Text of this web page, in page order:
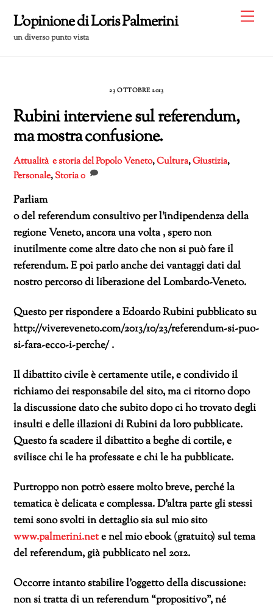
content
L'opinione di Loris Palmerini
un diverso punto vista
23 OTTOBRE 2013
Rubini interviene sul referendum,
ma mostra confusione.
Attualità e storia del Popolo Veneto,Cultura,Giustizia,
Personale,Storia0
Parliam
o del referendum consultivo per l’indipendenza della
regione Veneto, ancora una volta , spero non
inutilmente come altre dato che non si può fare il
referendum. E poi parlo anche dei vantaggi dati dal
nostro percorso di liberazione del Lombardo-Veneto.
Questo per rispondere a Edoardo Rubini pubblicato su
http://vivereveneto.com/2013/10/23/referendum-si-puo-
si-fara-ecco-i-perche/ .
Il dibattito civile è certamente utile, e condivido il
richiamo dei responsabile del sito, ma ci ritorno dopo
la discussione dato che subito dopo ci ho trovato degli
insulti e delle illazioni di Rubini da loro pubblicate.
Questo fa scadere il dibattito a beghe di cortile, e
svilisce chi le ha professate e chi le ha pubblicate.
Purtroppo non potrò essere molto breve, perchéla
tematica è delicata e complessa. D’altra parte gli stessi
temi sono svolti in dettaglio sia sul mio sito
www.palmerini.nete nel mio ebook (gratuito) sul tema
del referendum, già pubblicato nel 2012.
Occorre intanto stabilire l’oggetto della discussione:
non si tratta di un referendum “propositivo”, né